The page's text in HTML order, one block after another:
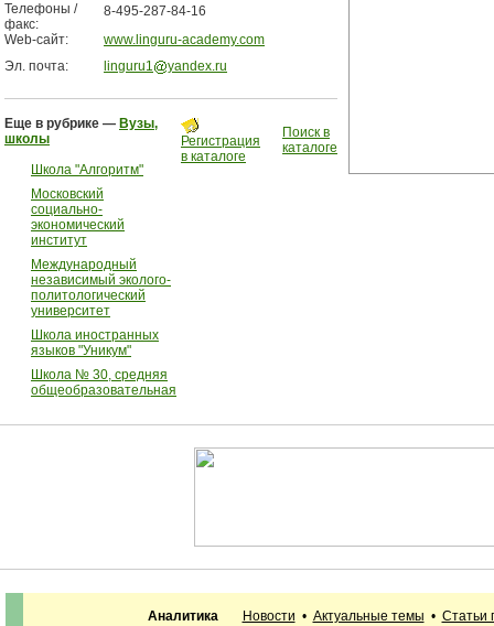
Телефоны /
факс:
8-495-287-84-16
Web-сайт:
www.linguru-academy.com
Эл. почта:
linguru1 yandex.ru
Еще в рубрике — Вузы,
школы
Школа "Алгоритм"
Московский
социально-
экономический
институт
Международный
независимый эколого-
политологический
университет
Школа иностранных
языков "Уникум"
Школа № 30, средняя
общеобразовательная
Регистрация
в каталоге
Поиск в
каталоге
Аналитика Новости • Актуальные темы • Статьи